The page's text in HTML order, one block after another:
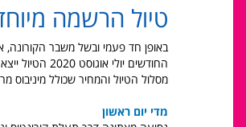
טיול הרשמה מיוחד
החודשים
מסלול הטיול והמחיר שכולל
מדי יום ראשון